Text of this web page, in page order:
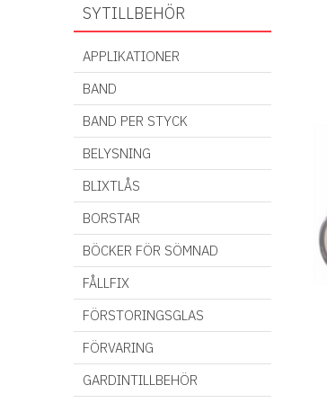
SYTILLBEHÖR
APPLIKATIONER
BAND
BAND PER STYCK
BELYSNING
BLIXTLÅS
BORSTAR
BÖCKER FÖR SÖMNAD
FÅLLFIX
FÖRSTORINGSGLAS
FÖRVARING
GARDINTILLBEHÖR